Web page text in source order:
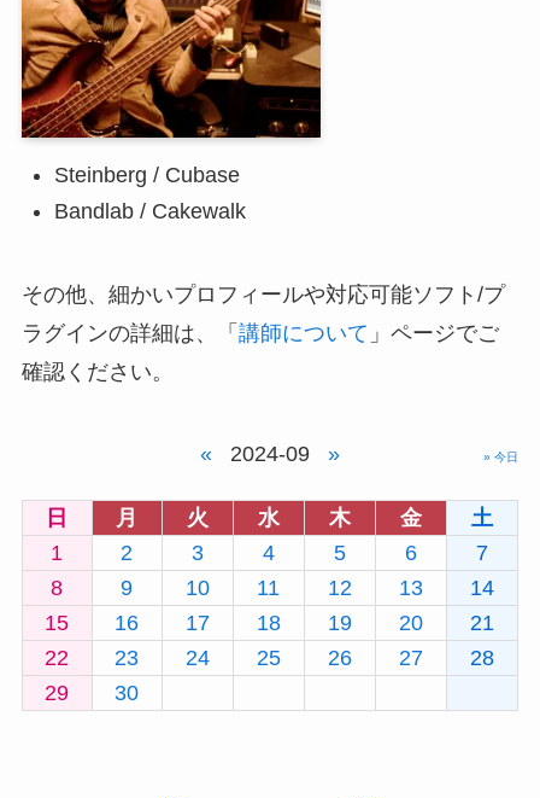
Steinberg / Cubase
Bandlab / Cakewalk
その他、細かいプロフィールや対応可能ソフト/プ
ラグインの詳細は、「 講師について 」ページでご
確認ください。
« 2024-09 » » 今日
日 月 火 水 木 金
土
1
2 3 4 5 6
7
8
9 10 11 12 13
14
15
16 17 18 19 20
21
22
23 24 25 26 27
28
29
30